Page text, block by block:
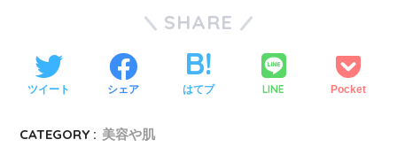
SHARE
ツイート シェア はてブ LINE Pocket
CATEGORY : 美容や肌